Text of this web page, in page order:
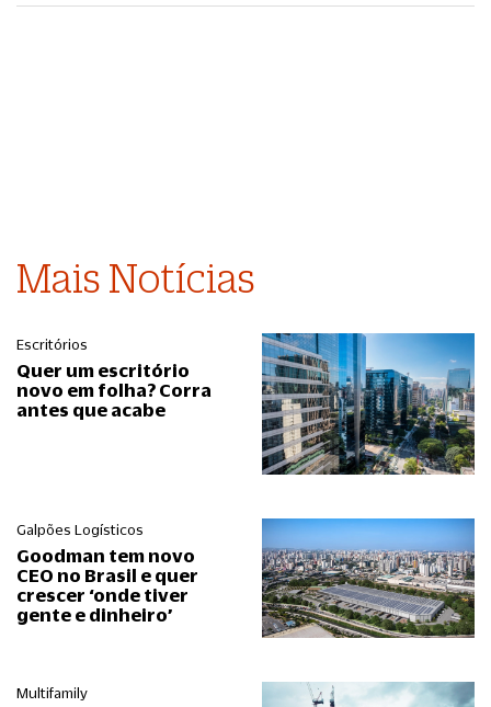
Mais Notícias
Escritórios
Quer um escritório
novo em folha? Corra
antes que acabe
Galpões Logísticos
Goodman tem novo
CEO no Brasil e quer
crescer ‘onde tiver
gente e dinheiro’
Multifamily